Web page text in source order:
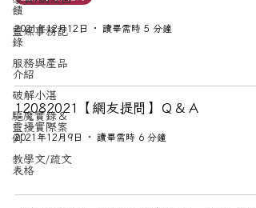
饋
靈媒事務記
錄
服務與產品
介紹
破解小湛
驅魔實錄＆
靈擾實際案
例
教學文/疏文
表格
2021年12月12日 讀畢需時 5 分鐘
12082021【網友提問】Ｑ＆Ａ
2021年12月9日 讀畢需時 6 分鐘